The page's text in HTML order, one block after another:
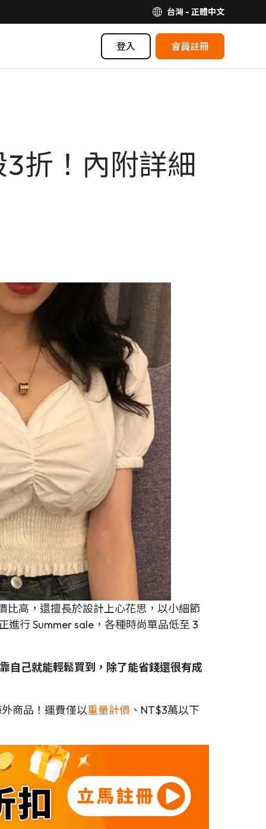
台灣 - 正體中文
登入 會員註冊
折！內附詳細
比高，還擅長於設計上心花思，以小細節
進行 Summer sale，各種時尚單品低至 3
自己就能輕鬆買到，除了能省錢還很有成
商品！運費僅以重量計價 、NT$3萬以下